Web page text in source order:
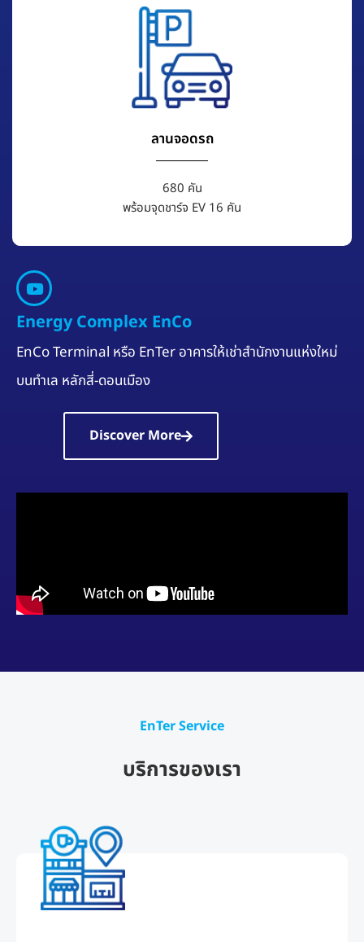
ลานจอดรถ
680 คัน
พร้อมจุดชาร์จ EV 16 คัน
Energy Complex EnCo
EnCo Terminal หรือ EnTer อาคารให้เช่าสำนักงานแห่งใหม่
บนทำเล หลักสี่-ดอนเมือง
Discover More
EnTer Service
บริการของเรา